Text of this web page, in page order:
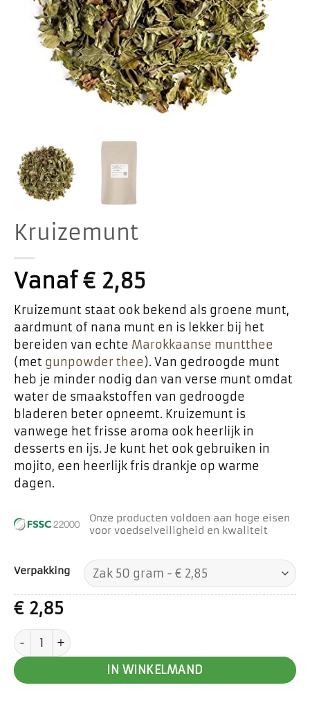
Kruizemunt
Vanaf€2,85
Kruizemunt staat ook bekend als groene munt,
aardmunt of nana munt en is lekker bij het
bereiden van echte Marokkaanse muntthee
(met gunpowder thee ). Van gedroogde munt
heb je minder nodig dan van verse munt omdat
water de smaakstoffen van gedroogde
bladeren beter opneemt. Kruizemunt is
vanwege het frisse aroma ook heerlijk in
desserts en ijs. Je kunt het ook gebruiken in
mojito, een heerlijk fris drankje op warme
dagen.
Onze producten voldoen aan hoge eisen
voor voedselveiligheid en kwaliteit
Verpakking
€2,85
Kruizemunt aantal
IN WINKELMAND